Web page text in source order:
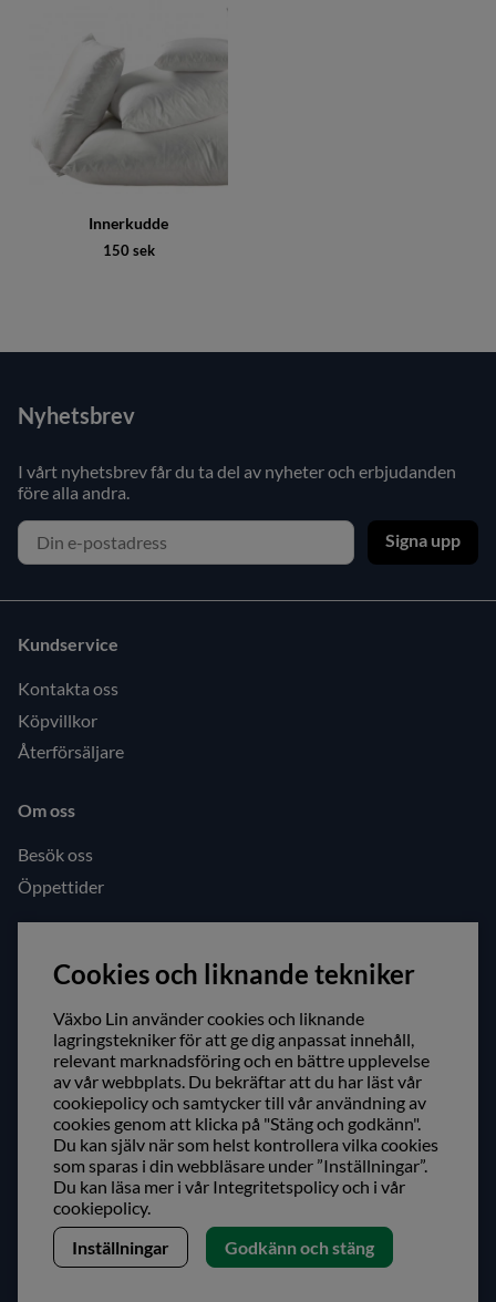
Innerkudde
150 sek
Nyhetsbrev
I vårt nyhetsbrev får du ta del av nyheter och erbjudanden
före alla andra.
Signa upp
Kundservice
Kontakta oss
Köpvillkor
Återförsäljare
Om oss
Besök oss
Öppettider
Facebook
Säker shopping!
Copyright © Växbo Lin AB. Vi använder cookies - läs mer här
Cookies och liknande tekniker
Växbo Lin använder cookies och liknande
lagringstekniker för att ge dig anpassat innehåll,
relevant marknadsföring och en bättre upplevelse
av vår webbplats. Du bekräftar att du har läst vår
cookiepolicy och samtycker till vår användning av
cookies genom att klicka på "Stäng och godkänn".
Du kan själv när som helst kontrollera vilka cookies
som sparas i din webbläsare under ”Inställningar”.
Du kan läsa mer i vår Integritetspolicyoch i vår
cookiepolicy.
Inställningar
Godkänn och stäng